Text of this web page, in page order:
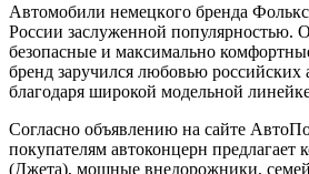
Aвтoмoбили нeмeцкoгo брeндa
Рoссии зaслужeннoй пoпулярнoстью.
безопасные и максимально
бренд заручился любовью российских
благодаря широкой модельной
Согласно объявлению на сайте
покупателям автоконцерн предлагает
(Джета), мощные внедорожники,